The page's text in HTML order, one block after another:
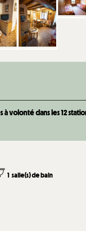
volonté dans les 12
1 salle(s) de bain